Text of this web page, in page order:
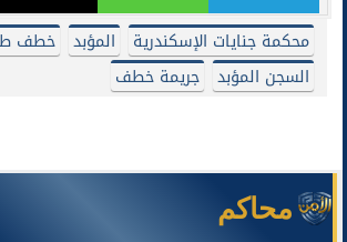
محكمة جنايات الإسكندرية المؤبد
خطف
السجن المؤبد
جريمة خطف
محاكم